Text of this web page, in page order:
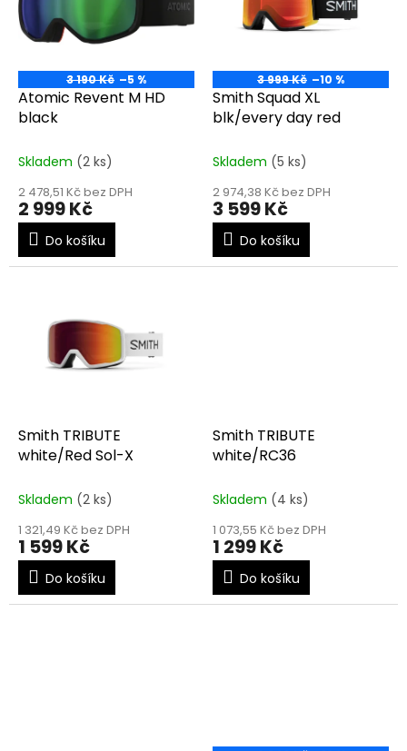
o
d
3 190 Kč –5 %
Atomic Revent M HD
black
Skladem (2 ks)
2 478,51 Kč bez DPH
2 999 Kč
Do košíku
3 999 Kč –10 %
Smith Squad XL
blk/every day red
Skladem (5 ks)
2 974,38 Kč bez DPH
3 599 Kč
Do košíku
Smith TRIBUTE
white/Red Sol-X
Skladem (2 ks)
1 321,49 Kč bez DPH
1 599 Kč
Do košíku
Smith TRIBUTE
white/RC36
Skladem (4 ks)
1 073,55 Kč bez DPH
1 299 Kč
Do košíku